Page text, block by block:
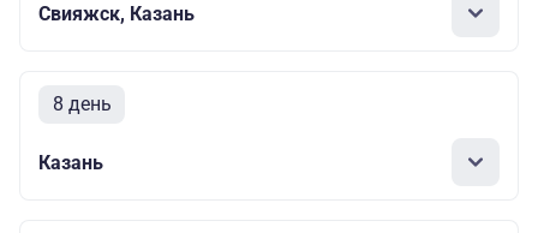
Свияжск, Казань
8 день
Казань